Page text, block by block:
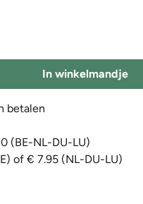
In winkelmandje
betalen
(BE-NL-DU-LU)
of € 7.95 (NL-DU-LU)